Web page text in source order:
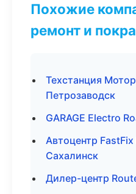
Похожие
ремонт и
Техстанция
Петрозаводск
GARAGE Electro
Автоцентр
Сахалинск
Дилер-центр